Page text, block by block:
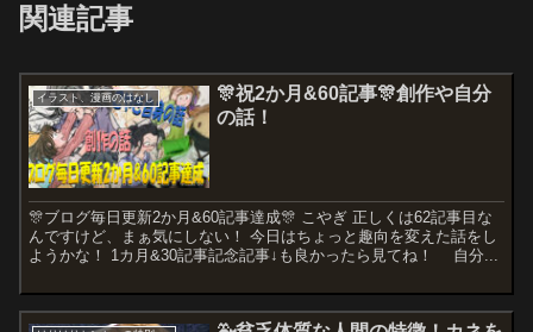
関連記事
イラスト、漫画のはなし
🎊祝2か月&60記事🎊創作や自分
の話！
🎊ブログ毎日更新2か月&60記事達成🎊 こやぎ 正しくは62記事目な
んですけど、まぁ気にしない！ 今日はちょっと趣向を変えた話をし
ようかな！ 1カ月&30記事記念記事↓も良かったら見てね！ 自分...